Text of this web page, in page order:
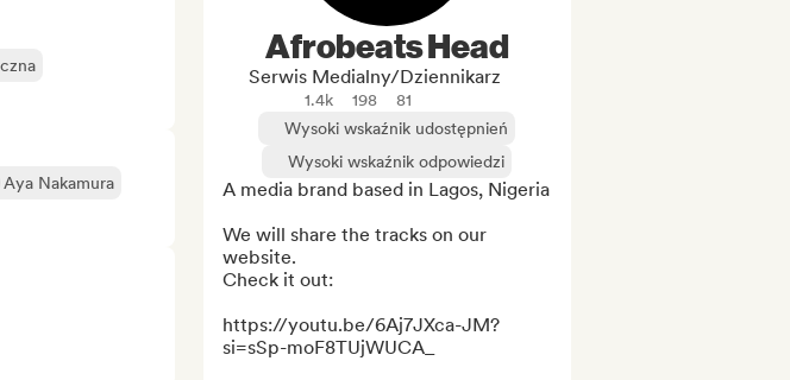
Aya Nakamura
Afrobeats Head
Serwis Medialny/Dziennikarz
1.4k 198
81
Wysoki wskaźnik udostępnień
Wysoki wskaźnik odpowiedzi
A media brand based in Lagos, Nigeria
We will share the tracks on our
website.
Check it out:
https://youtu.be/6Aj7JXca-JM?
si=sSp-moF8TUjWUCA_